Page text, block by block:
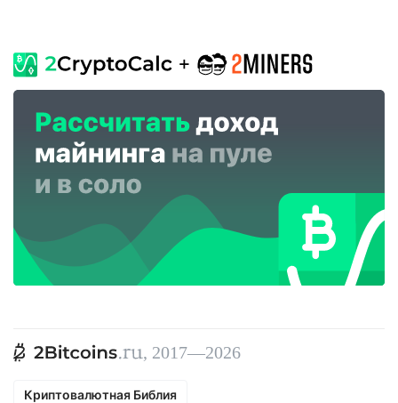
, 2017—2026
Криптовалютная Библия